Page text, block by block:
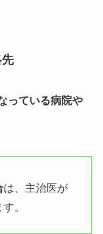
っている病院や
は、主治医が
。